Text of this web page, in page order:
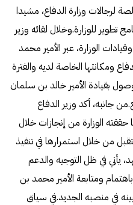
لرجالات وزارة الدفاع، مشيدا
تطوير للوزارة.وخلال لقائه وزير
الوزارة، عبر الأمير محمد
ومكانتها الخاصة لديه والفترة
بقيادة الأمير خالد بن سلمان
جانبه، أكد وزير الدفاع
الوزارة من إنجازات خلال
من خلال استمرارها في تنفيذ
يأتي في ظل التوجيه والدعم
ومتابعة الأمير محمد بن
في منصبه الجديد.في سياق